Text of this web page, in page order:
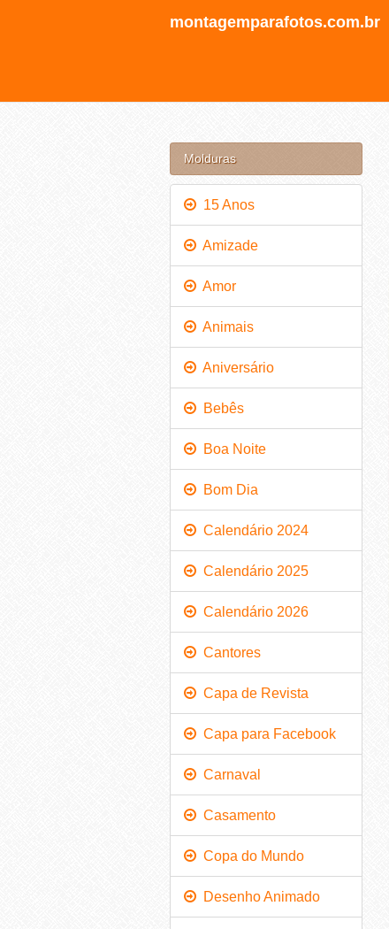
montagemparafotos.com.br
Molduras
15 Anos
Amizade
Amor
Animais
Aniversário
Bebês
Boa Noite
Bom Dia
Calendário 2024
Calendário 2025
Calendário 2026
Cantores
Capa de Revista
Capa para Facebook
Carnaval
Casamento
Copa do Mundo
Desenho Animado